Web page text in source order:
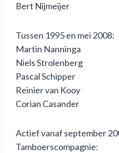
Bert Nijmeijer
Tussen 1995 en mei 2008:
Martin Nanninga
Niels Strolenberg
Pascal Schipper
Reinier van Kooy
Corian Casander
Actief vanaf september
Tamboerscompagnie: